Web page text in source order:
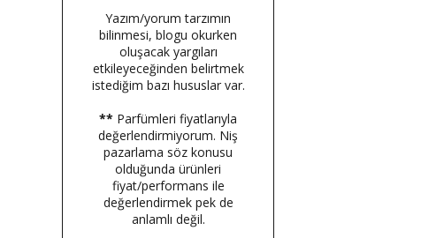
Yazım/yorum tarzımın
bilinmesi, blogu okurken
oluşacak yargıları
etkileyeceğinden belirtmek
istediğim bazı hususlar var.
** Parfümleri fiyatlarıyla
değerlendirmiyorum. Niş
pazarlama söz konusu
olduğunda ürünleri
fiyat/performans ile
değerlendirmek pek de
anlamlı değil.